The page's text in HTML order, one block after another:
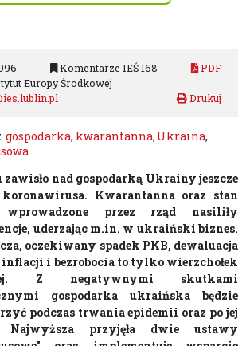
Komentarze IEŚ 168
PDF
Europy Środkowej
gospodarka, kwarantanna, Ukraina,
nad gospodarką Ukrainy jeszcze
Kwarantanna oraz stan
wprowadzone przez rząd nasiliły
uderzając m.in. w ukraiński biznes.
oczekiwany spadek PKB, dewaluacja
i bezrobocia to tylko wierzchołek
Z negatywnymi skutkami
gospodarka ukraińska będzie
podczas trwania epidemii oraz po jej
Najwyższa przyjęła dwie ustawy